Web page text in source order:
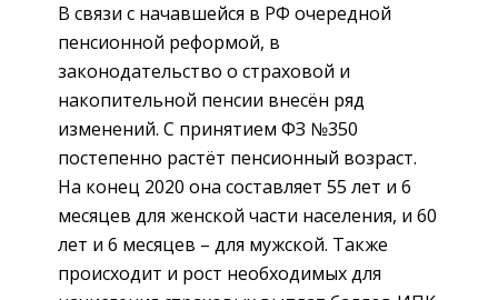
В связи с начавшейся в РФ очередной
пенсионной реформой, в
законодательство о страховой и
накопительной пенсии внесён ряд
изменений. С принятием ФЗ №350
постепенно растёт пенсионный возраст.
На конец 2020 она составляет 55 лет и 6
месяцев для женской части населения, и 60
лет и 6 месяцев – для мужской. Также
происходит и рост необходимых для